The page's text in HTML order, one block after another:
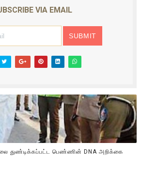
VIA EMAIL
துண்டிக்கப்பட்ட பெண்ணின் DNA அறிக்கை